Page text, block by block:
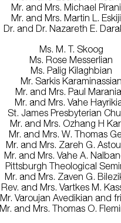
Mr. and Mrs. Michael
Mr. and Mrs. Martin L.
Dr. and Dr. Nazareth E.
Ms. M. T. Skoog
Ms. Rose Messerlian
Ms. Palig Kilaghbian
Mr. Sarkis Karaminassian
Mr. and Mrs. Paul
Mr. and Mrs. Vahe
St. James Presbyterian
Mr. and Mrs. Ozhang H
Mr. and Mrs. W. Thomas
Mr. and Mrs. Zareh G.
Mr. and Mrs. Vahe A.
Pittsburgh Theological
Mr. and Mrs. Zaven G.
Rev. and Mrs. Vartkes M.
Mr. Varoujan Avedikian and
Mr. and Mrs. Thomas O.